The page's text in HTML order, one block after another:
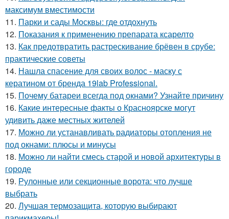
максимум вместимости
11. Парки и сады Москвы: где отдохнуть
12. Показания к применению препарата ксарелто
13. Как предотвратить растрескивание брёвен в срубе:
практические советы
14. Нашла спасение для своих волос - маску с
кератином от бренда 19lab Professional.
15. Почему батареи всегда под окнами? Узнайте причину
16. Какие интересные факты о Красноярске могут
удивить даже местных жителей
17. Можно ли устанавливать радиаторы отопления не
под окнами: плюсы и минусы
18. Можно ли найти смесь старой и новой архитектуры в
городе
19. Рулонные или секционные ворота: что лучше
выбрать
20. Лучшая термозащита, которую выбирают